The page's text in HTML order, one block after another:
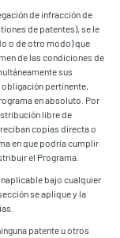
de infracción de
de patentes), se le
o de otro modo) que
de las condiciones de
sus
pertinente,
en absoluto. Por
libre de
copias directa o
en que podría cumplir
el Programa.
bajo cualquier
se aplique y la
patente u otros